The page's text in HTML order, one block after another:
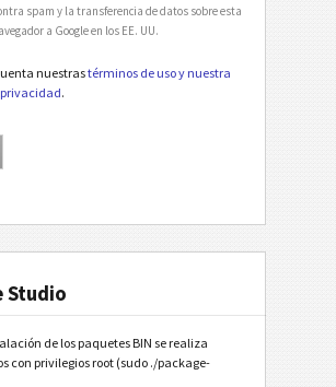
spam y la transferencia de datos sobre esta
a Google en los EE. UU.
nuestrastérminos de uso y nuestra
.
Studio
de los paquetes BIN se realiza
con privilegios root (sudo ./package-